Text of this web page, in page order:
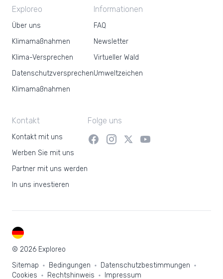
Exploreo
Über uns
Klimamaßnahmen
Klima-Versprechen
Datenschutzversprechen
Klimamaßnahmen
Informationen
FAQ
Newsletter
Virtueller Wald
Umweltzeichen
Kontakt
Kontakt mit uns
Werben Sie mit uns
Partner mit uns werden
In uns investieren
Folge uns
© 2026 Exploreo
Sitemap
Bedingungen
Datenschutzbestimmungen
Cookies
Rechtshinweis Impressum